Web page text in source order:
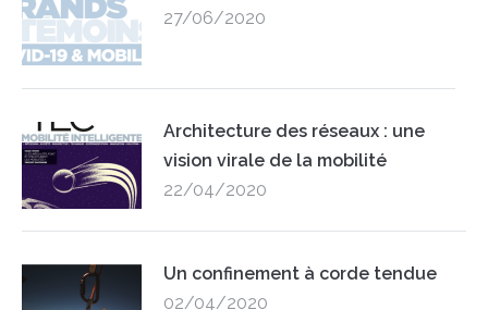
27/06/2020
Architecture des réseaux : une
vision virale de la mobilité
22/04/2020
Un confinement à corde tendue
02/04/2020